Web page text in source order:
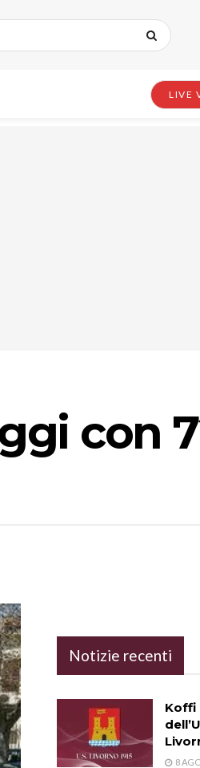
LIVE
con
Notizie recenti
Koffi
8